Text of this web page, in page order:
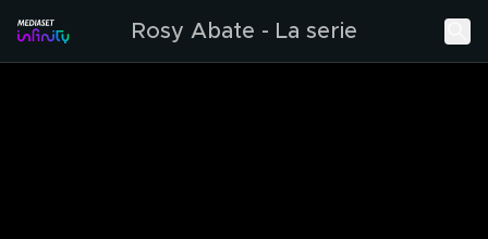
Rosy Abate - La serie